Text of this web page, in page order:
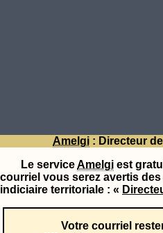
Amelgi : Directeur
Le serviceAmelgi est
courriel vous serez avertis
indiciaire territoriale : «
Votre courriel